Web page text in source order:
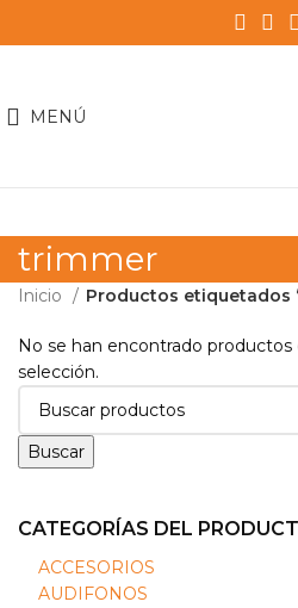
MENÚ
trimmer
CATEGORÍAS DEL
ACCESORIOS
AUDIFONOS
Inicio Productos etiquetados
No se han encontrado
selección.
Buscar